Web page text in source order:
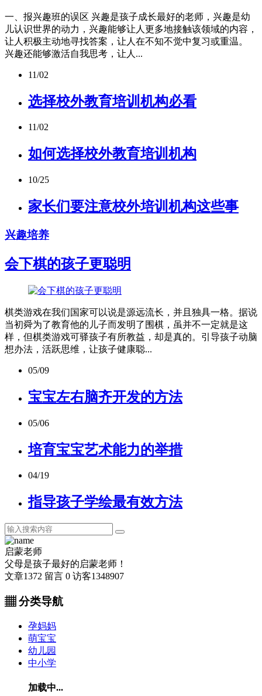
一、报兴趣班的误区 兴趣是孩子成长最好的老师，兴趣是幼
儿认识世界的动力，兴趣能够让人更多地接触该领域的内容，
让人积极主动地寻找答案，让人在不知不觉中复习或重温。
兴趣还能够激活自我思考，让人...
11/02
选择校外教育培训机构必看
11/02
如何选择校外教育培训机构
10/25
家长们要注意校外培训机构这些事
兴趣培养
会下棋的孩子更聪明
棋类游戏在我们国家可以说是源远流长，并且独具一格。据说
当初舜为了教育他的儿子而发明了围棋，虽并不一定就是这
样，但棋类游戏可驿孩子有所教益，却是真的。引导孩子动脑
想办法，活跃思维，让孩子健康聪...
05/09
宝宝左右脑齐开发的方法
05/06
培育宝宝艺术能力的举措
04/19
指导孩子学绘最有效方法
启蒙老师
父母是孩子最好的启蒙老师！
文章1372 留言 0 访客1348907
▦ 分类导航
孕妈妈
萌宝宝
幼儿园
中小学
加载中...